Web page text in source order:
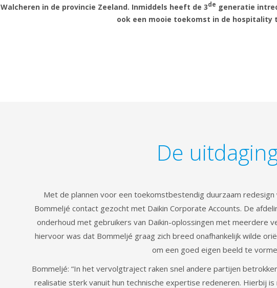
Walcheren in de provincie Zeeland. Inmiddels heeft de 3de generatie
ook een mooie toekomst in de hospitality
De
Met de plannen voor een toekomstbestendig duurzaam
Bommeljé contact gezocht met Daikin Corporate Accounts. De
onderhoud met gebruikers van Daikin-oplossingen met meerdere
hiervoor was dat Bommeljé graag zich breed onafhankelijk wilde
om een goed eigen beeld te
Bommeljé: “In het vervolgtraject raken snel andere partijen
realisatie sterk vanuit hun technische expertise redeneren. Hierbij